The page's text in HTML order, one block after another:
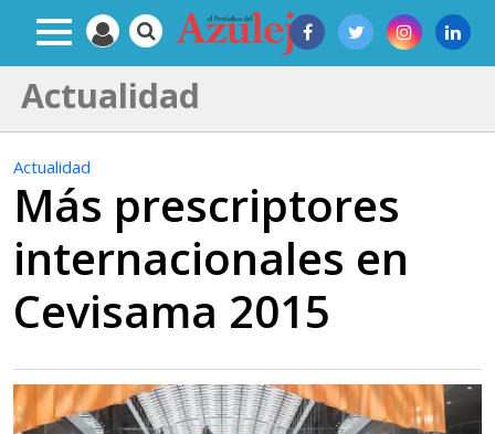
Actualidad
Actualidad
Más prescriptores
internacionales en
Cevisama 2015